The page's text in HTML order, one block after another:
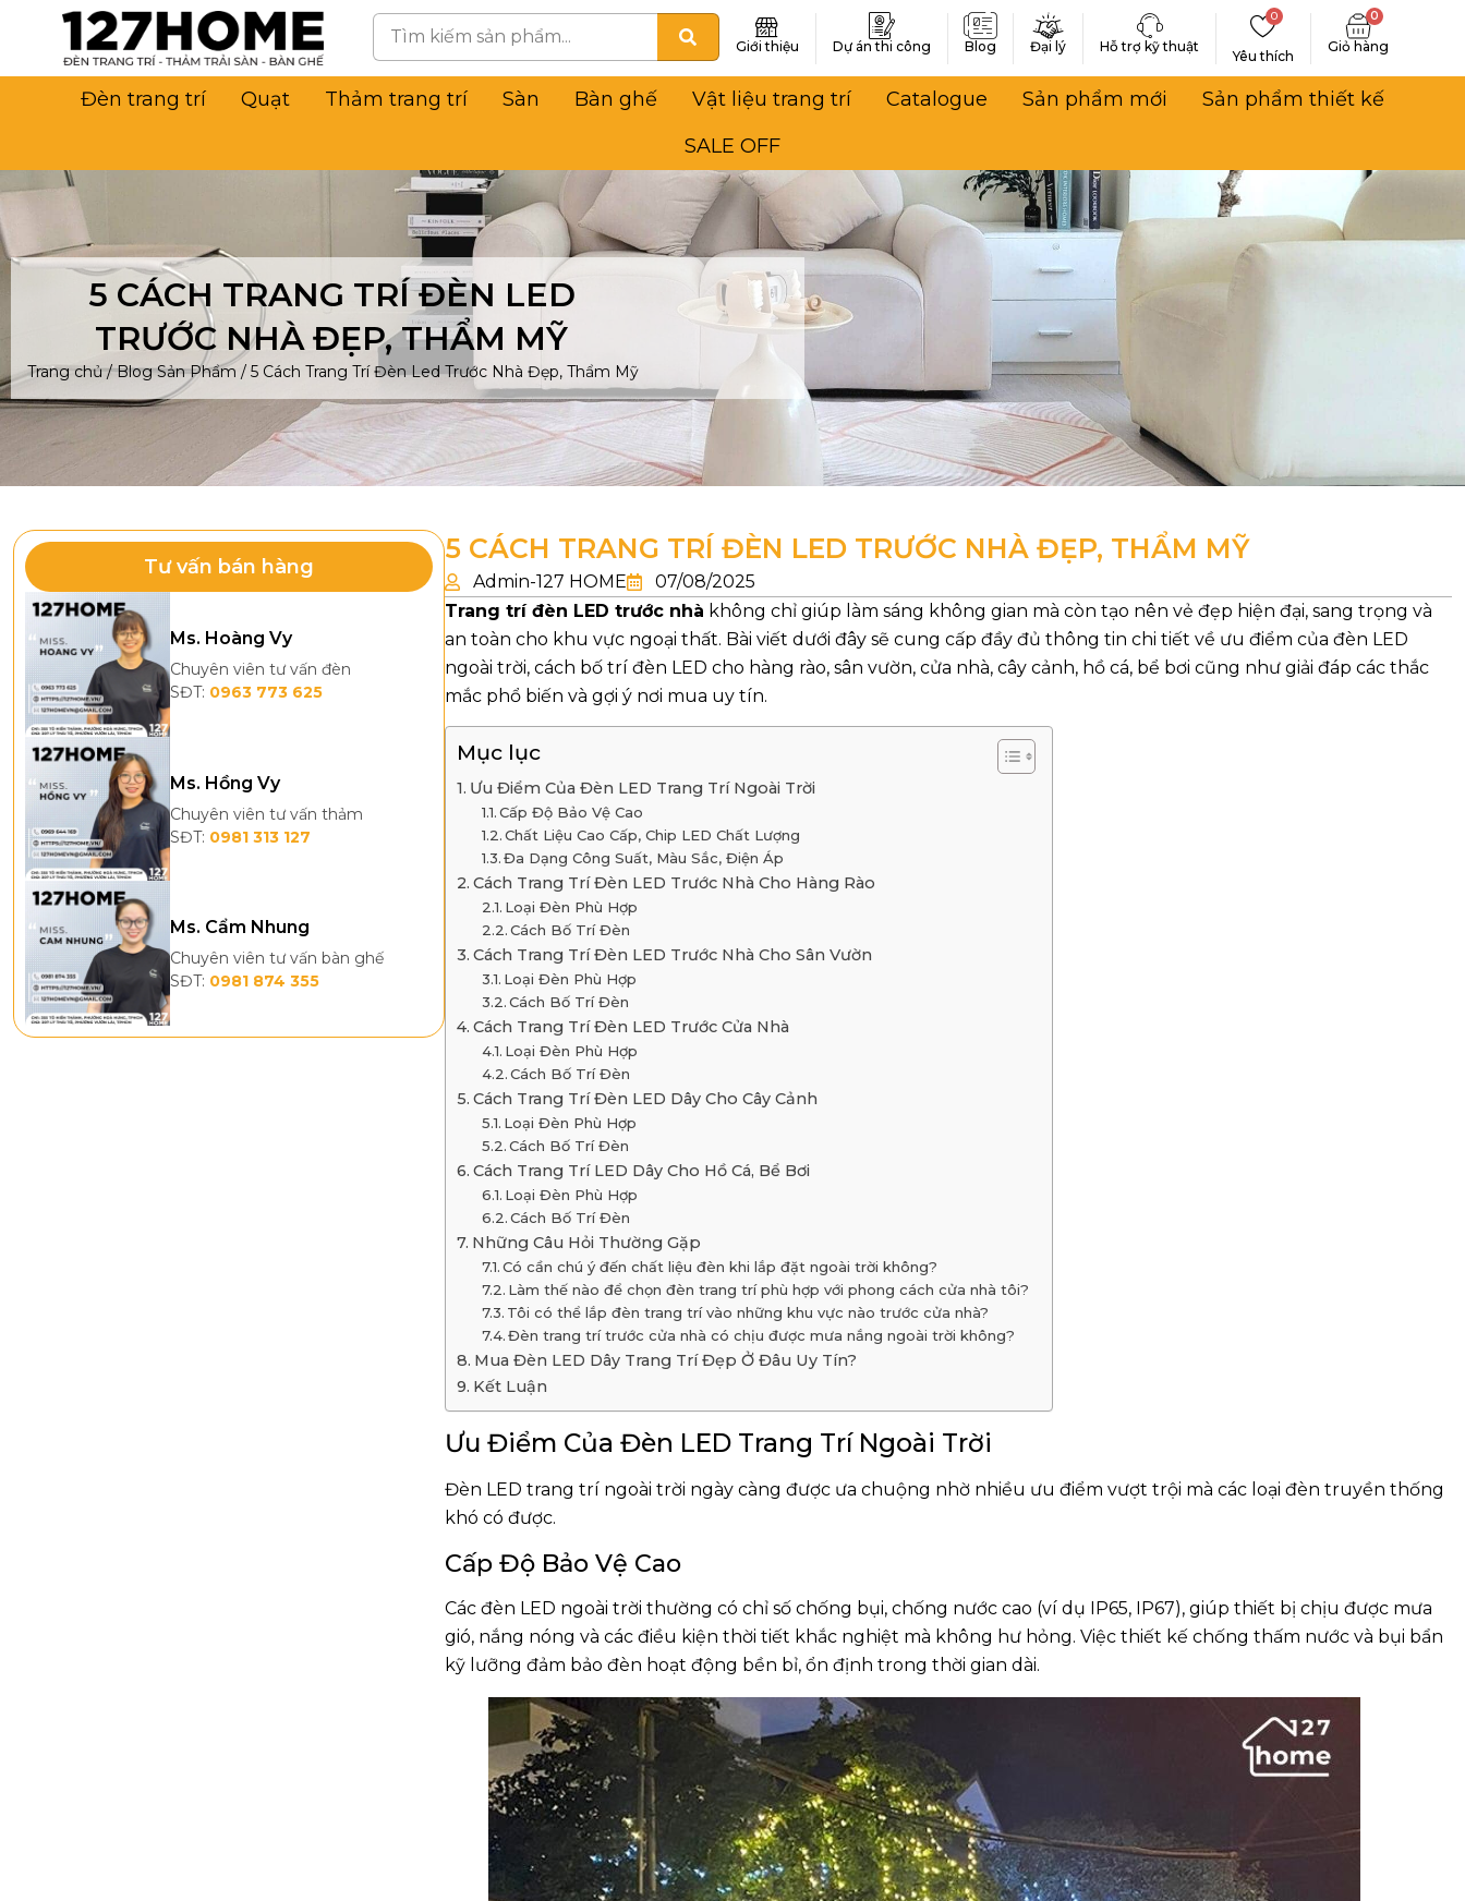
Giới thiệu Dự án thi công Blog Đại lý Hỗ trợ kỹ thuật
Yêu thích
0 0
Đèn trang trí Quạt Thảm trang trí Sàn Bàn ghế Vật liệu trang trí Catalogue Sản phẩm mới
Sản phẩm thiết kế
SALE OFF
5 CÁCH TRANG TRÍ ĐÈN LED
TRƯỚC NHÀ ĐẸP, THẨM MỸ
Trang chủ/Blog Sản Phẩm / 5 Cách Trang Trí Đèn Led Trước Nhà Đẹp, Thẩm Mỹ
Tư vấn bán hàng
Ms. Hoàng Vy
Chuyên viên tư vấn đèn
SĐT: 0963 773 625
Ms. Hồng Vy
Chuyên viên tư vấn thảm
SĐT: 0981 313 127
Ms. Cẩm Nhung
Chuyên viên tư vấn bàn ghế
SĐT: 0981 874 355
5 CÁCH TRANG TRÍ ĐÈN LED TRƯỚC NHÀ ĐẸP, THẨM MỸ
Admin-127 HOME
07/08/2025
Trang trí đèn LED trước nhà không chỉ giúp làm sáng không gian mà còn tạo nên vẻ đẹp hiện đại, sang trọng và
an toàn cho khu vực ngoại thất. Bài viết dưới đây sẽ cung cấp đầy đủ thông tin chi tiết về ưu điểm của đèn LED
ngoài trời, cách bố trí đèn LED cho hàng rào, sân vườn, cửa nhà, cây cảnh, hồ cá, bể bơi cũng như giải đáp các thắc
mắc phổ biến và gợi ý nơi mua uy tín.
Mục lục
Ưu Điểm Của Đèn LED Trang Trí Ngoài Trời
Cấp Độ Bảo Vệ Cao
Chất Liệu Cao Cấp, Chip LED Chất Lượng
Đa Dạng Công Suất, Màu Sắc, Điện Áp
Cách Trang Trí Đèn LED Trước Nhà Cho Hàng Rào
Loại Đèn Phù Hợp
Cách Bố Trí Đèn
Cách Trang Trí Đèn LED Trước Nhà Cho Sân Vườn
Loại Đèn Phù Hợp
Cách Bố Trí Đèn
Cách Trang Trí Đèn LED Trước Cửa Nhà
Loại Đèn Phù Hợp
Cách Bố Trí Đèn
Cách Trang Trí Đèn LED Dây Cho Cây Cảnh
Loại Đèn Phù Hợp
Cách Bố Trí Đèn
Cách Trang Trí LED Dây Cho Hồ Cá, Bể Bơi
Loại Đèn Phù Hợp
Cách Bố Trí Đèn
Những Câu Hỏi Thường Gặp
Có cần chú ý đến chất liệu đèn khi lắp đặt ngoài trời không?
Làm thế nào để chọn đèn trang trí phù hợp với phong cách cửa nhà tôi?
Tôi có thể lắp đèn trang trí vào những khu vực nào trước cửa nhà?
Đèn trang trí trước cửa nhà có chịu được mưa nắng ngoài trời không?
Mua Đèn LED Dây Trang Trí Đẹp Ở Đâu Uy Tín?
Kết Luận
Ưu Điểm Của Đèn LED Trang Trí Ngoài Trời
Đèn LED trang trí ngoài trời ngày càng được ưa chuộng nhờ nhiều ưu điểm vượt trội mà các loại đèn truyền thống
khó có được.
Cấp Độ Bảo Vệ Cao
Các đèn LED ngoài trời thường có chỉ số chống bụi, chống nước cao (ví dụ IP65, IP67), giúp thiết bị chịu được mưa
gió, nắng nóng và các điều kiện thời tiết khắc nghiệt mà không hư hỏng. Việc thiết kế chống thấm nước và bụi bẩn
kỹ lưỡng đảm bảo đèn hoạt động bền bỉ, ổn định trong thời gian dài.